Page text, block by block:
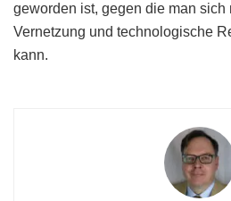
geworden ist, gegen die man sich
Vernetzung und technologische
kann.